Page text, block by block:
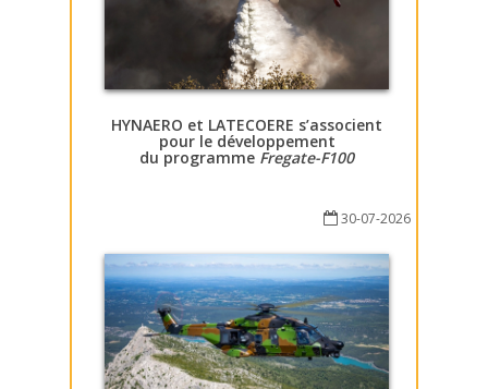
HYNAERO et LATECOERE s’associent
pour le développement
du programme Fregate-F100
30-07-2026